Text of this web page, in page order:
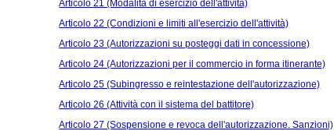
Articolo 21 (Modalità di esercizio dell'attività)
Articolo 22 (Condizioni e limiti all'esercizio dell'attività)
Articolo 23 (Autorizzazioni su posteggi dati in concessione)
Articolo 24 (Autorizzazioni per il commercio in forma itinerante)
Articolo 25 (Subingresso e reintestazione dell'autorizzazione)
Articolo 26 (Attività con il sistema del battitore)
Articolo 27 (Sospensione e revoca dell'autorizzazione. Sanzioni)